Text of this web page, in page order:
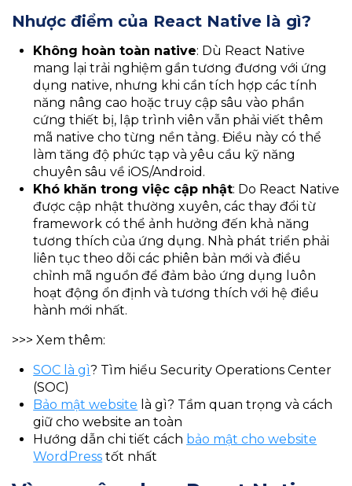
Nhược điểm của React Native là gì?
Không hoàn toàn native: Dù React Native
mang lại trải nghiệm gần tương đương với ứng
dụng native, nhưng khi cần tích hợp các tính
năng nâng cao hoặc truy cập sâu vào phần
cứng thiết bị, lập trình viên vẫn phải viết thêm
mã native cho từng nền tảng. Điều này có thể
làm tăng độ phức tạp và yêu cầu kỹ năng
chuyên sâu về iOS/Android.
Khó khăn trong việc cập nhật: Do React Native
được cập nhật thường xuyên, các thay đổi từ
framework có thể ảnh hưởng đến khả năng
tương thích của ứng dụng. Nhà phát triển phải
liên tục theo dõi các phiên bản mới và điều
chỉnh mã nguồn để đảm bảo ứng dụng luôn
hoạt động ổn định và tương thích với hệ điều
hành mới nhất.
>>> Xem thêm:
SOC là gì? Tìm hiểu Security Operations Center
(SOC)
Bảo mật website là gì? Tầm quan trọng và cách
giữ cho website an toàn
Hướng dẫn chi tiết cách bảo mật cho website
WordPress tốt nhất